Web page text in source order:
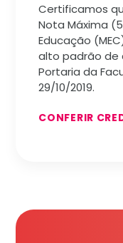
Certificamos
Nota Máxima
Educação
alto padrão de
Portaria da
29/10/2019.
CONFERIR